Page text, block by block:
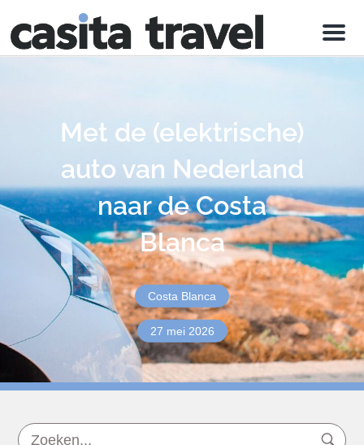
Menu
Met de (elektrische)
auto van Nederland
naar de Costa
Blanca
Costa Blanca
27 mei 2026